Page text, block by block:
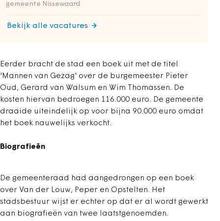
gemeente Nissewaard
Bekijk alle vacatures
Eerder bracht de stad een boek uit met de titel
'Mannen van Gezag' over de burgemeester Pieter
Oud, Gerard van Walsum en Wim Thomassen. De
kosten hiervan bedroegen 116.000 euro. De gemeente
draaide uiteindelijk op voor bijna 90.000 euro omdat
het boek nauwelijks verkocht.
Biografieën
De gemeenteraad had aangedrongen op een boek
over Van der Louw, Peper en Opstelten. Het
stadsbestuur wijst er echter op dat er al wordt gewerkt
aan biografieën van twee laatstgenoemden.